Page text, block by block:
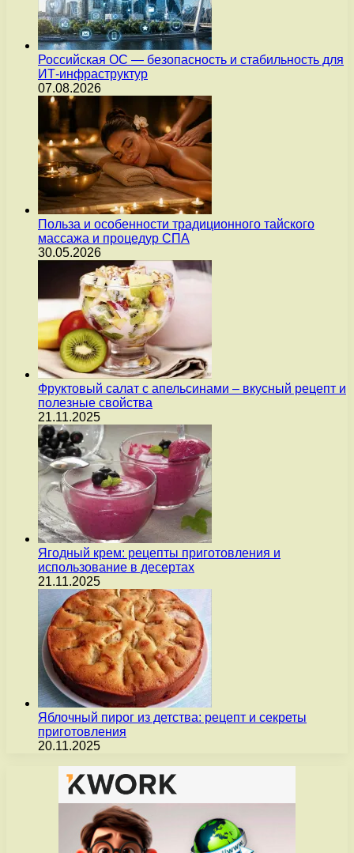
Российская ОС — безопасность и стабильность для
ИТ-инфраструктур
07.08.2026
Польза и особенности традиционного тайского
массажа и процедур СПА
30.05.2026
Фруктовый салат с апельсинами – вкусный рецепт и
полезные свойства
21.11.2025
Ягодный крем: рецепты приготовления и
использование в десертах
21.11.2025
Яблочный пирог из детства: рецепт и секреты
приготовления
20.11.2025